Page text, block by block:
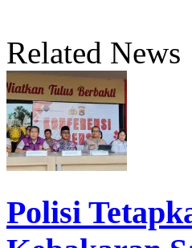
Related News
Polisi